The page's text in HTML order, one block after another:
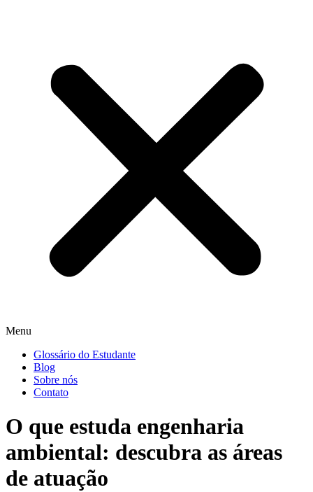
Menu
Glossário do Estudante
Blog
Sobre nós
Contato
O que estuda engenharia
ambiental: descubra as áreas
de atuação